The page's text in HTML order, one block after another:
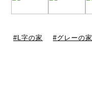
L字の家 グレーの家